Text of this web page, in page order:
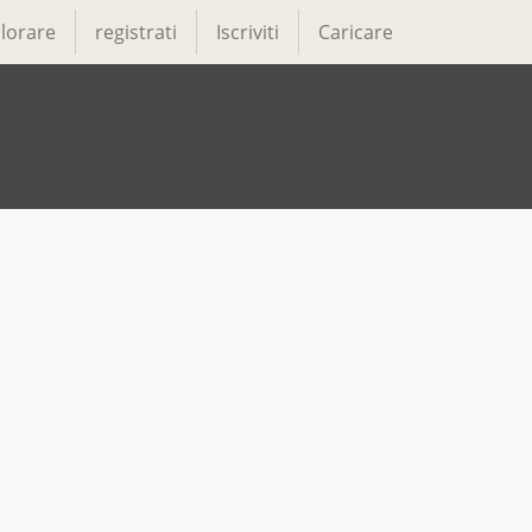
registrati Iscriviti Caricare